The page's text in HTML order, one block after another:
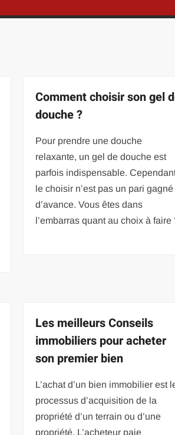
Comment choisir son gel
douche ?
Pour prendre une douche
relaxante, un gel de douche est
parfois indispensable.
le choisir n’est pas un pari gagné
d’avance. Vous êtes dans
l’embarras quant au choix à faire
Les meilleurs Conseils
immobiliers pour acheter
son premier bien
L’achat d’un bien immobilier est
processus d’acquisition de la
propriété d’un terrain ou d’une
propriété. L’acheteur paie